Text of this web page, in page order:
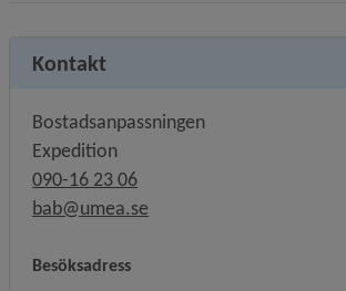
Kontakt
Bostadsanpassningen
Expedition
090-16 23 06
bab@umea.se
Besöksadress